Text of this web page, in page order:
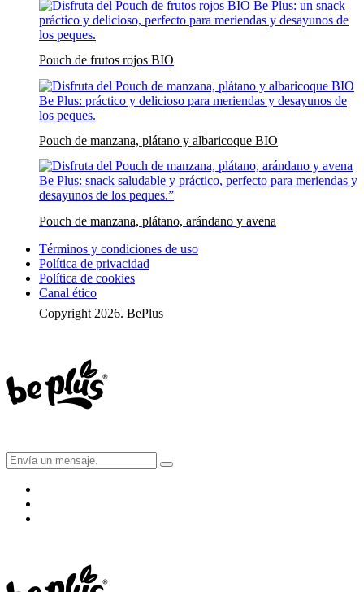
Pouch de frutos rojos BIO
Pouch de manzana, plátano y albaricoque BIO
Pouch de manzana, plátano, arándano y avena
Términos y condiciones de uso
Política de privacidad
Política de cookies
Canal ético
Copyright 2026. BePlus